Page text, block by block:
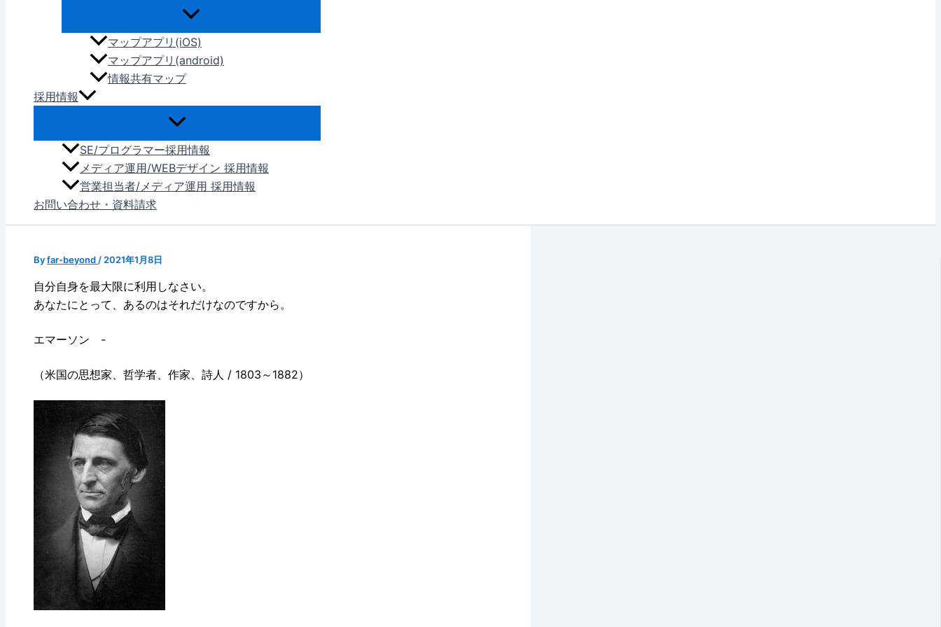
マップアプリ(iOS)
マップアプリ(android)
情報共有マップ
採用情報
SE/プログラマー採用情報
メディア運用/WEBデザイン 採用情報
営業担当者/メディア運用 採用情報
お問い合わせ・資料請求
Byfar-beyond / 2021年1月8日
自分自身を最大限に利用しなさい。
あなたにとって、あるのはそれだけなのですから。
エマーソン -
（米国の思想家、哲学者、作家、詩人 / 1803～1882）